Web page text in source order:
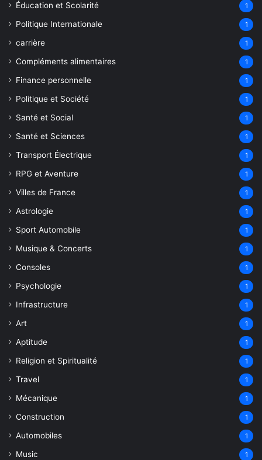
Éducation et Scolarité 1
Politique Internationale 1
carrière 1
Compléments alimentaires 1
Finance personnelle 1
Politique et Société 1
Santé et Social 1
Santé et Sciences 1
Transport Électrique 1
RPG et Aventure 1
Villes de France 1
Astrologie 1
Sport Automobile 1
Musique & Concerts 1
Consoles 1
Psychologie 1
Infrastructure 1
Art 1
Aptitude 1
Religion et Spiritualité 1
Travel 1
Mécanique 1
Construction 1
Automobiles 1
Music 1